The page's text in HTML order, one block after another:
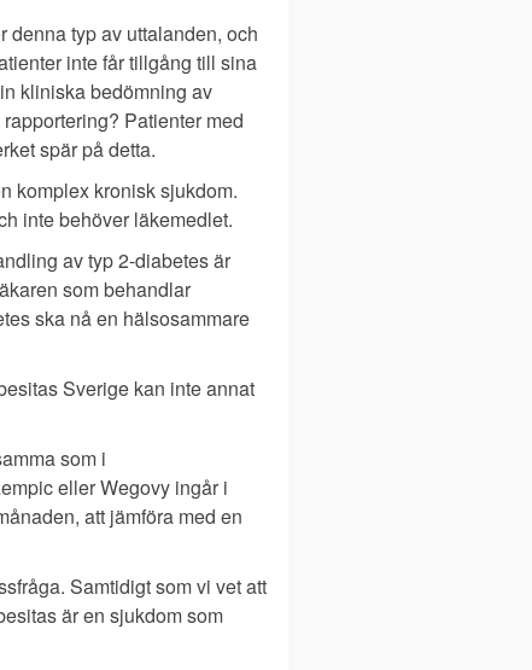
denna typ av uttalanden, och
inte får tillgång till sina
kliniska bedömning av
Patienter med
spär på detta.
komplex kronisk sjukdom.
inte behöver läkemedlet.
av typ 2-diabetes är
som behandlar
ska nå en hälsosammare
Sverige kan inte annat
som i
eller Wegovy ingår i
att jämföra med en
Samtidigt som vi vet att
är en sjukdom som